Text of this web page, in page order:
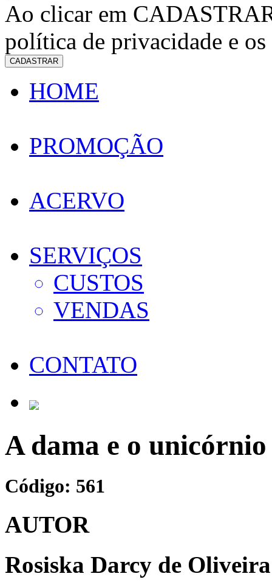
Ao clicar em
política de privacidade e os
CADASTRAR
HOME
PROMOÇÃO
ACERVO
SERVIÇOS
CUSTOS
VENDAS
CONTATO
A dama e o unicórnio
Código: 561
AUTOR
Rosiska Darcy de Oliveira